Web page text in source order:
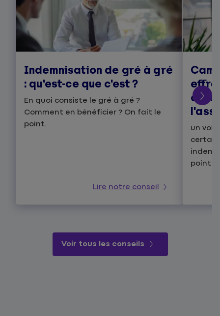
Indemnisation de gré à gré
: qu'est-ce que c'est ?
En quoi consiste le gré à gré ?
Comment en bénéficier ? On fait le
point.
Lire notre conseil
un vol
point
Voir tous les conseils